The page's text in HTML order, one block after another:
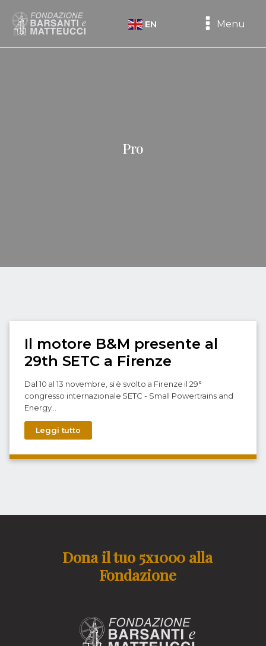
EN Menu
Pro
Il motore B&M presente al
29th SETC a Firenze
Dal 10 al 13 novembre, si è svolto a Firenze il 29°
congresso internazionale SETC - Small Powertrains and
Energy...
Leggi tutto
Dona il tuo 5x1000 alla
Fondazione